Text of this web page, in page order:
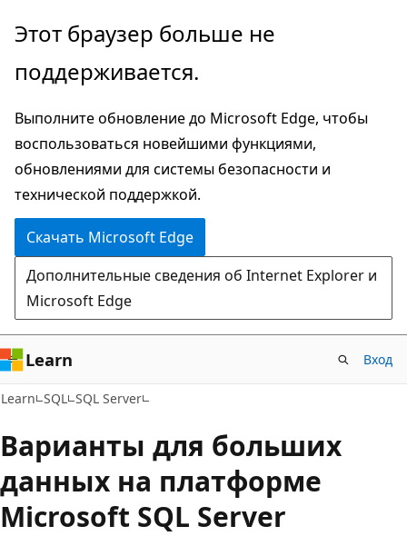
Пропустить
перейти
основному
содержимому
Этот браузер больше не
поддерживается.
Выполните обновление до Microsoft Edge, чтобы
воспользоваться новейшими функциями,
обновлениями для системы безопасности и
технической поддержкой.
Скачать Microsoft Edge
Дополнительные сведения об Internet Explorer и
Microsoft Edge
Learn Вход
Learn SQL SQL Server
Варианты для больших
данных на платформе
Microsoft SQL Server